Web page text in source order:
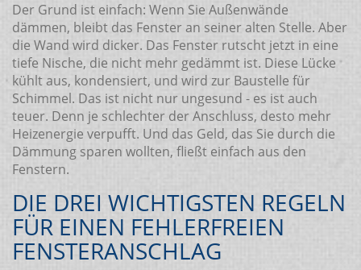
Der Grund ist einfach: Wenn Sie Außenwände
dämmen, bleibt das Fenster an seiner alten Stelle. Aber
die Wand wird dicker. Das Fenster rutscht jetzt in eine
tiefe Nische, die nicht mehr gedämmt ist. Diese Lücke
kühlt aus, kondensiert, und wird zur Baustelle für
Schimmel. Das ist nicht nur ungesund - es ist auch
teuer. Denn je schlechter der Anschluss, desto mehr
Heizenergie verpufft. Und das Geld, das Sie durch die
Dämmung sparen wollten, fließt einfach aus den
Fenstern.
DIE DREI WICHTIGSTEN REGELN
FÜR EINEN FEHLERFREIEN
FENSTERANSCHLAG